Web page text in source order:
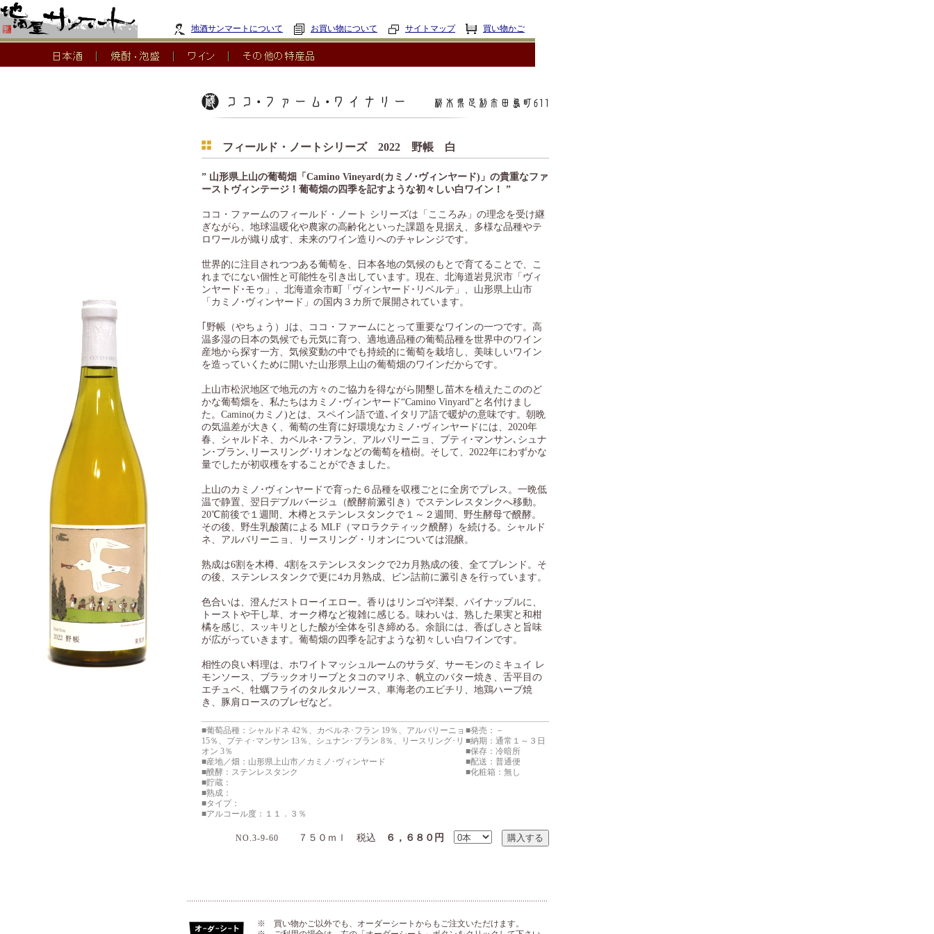
地酒サンマートについて お買い物について サイトマップ 買い物かご
フィールド・ノートシリーズ 2022 野帳 白
” 山形県上山の葡萄畑「Camino Vineyard(カミノ･ヴィンヤード)」の貴重なファ
ーストヴィンテージ！葡萄畑の四季を記すような初々しい白ワイン！ ”
ココ・ファームのフィールド・ノート シリーズは「こころみ」の理念を受け継
ぎながら、地球温暖化や農家の高齢化といった課題を見据え、多様な品種やテ
ロワールが織り成す、未来のワイン造りへのチャレンジです。
世界的に注目されつつある葡萄を、日本各地の気候のもとで育てることで、こ
れまでにない個性と可能性を引き出しています。現在、北海道岩見沢市「ヴィ
ンヤード･モゥ」、北海道余市町「ヴィンヤード･リベルテ」、山形県上山市
「カミノ･ヴィンヤード」の国内３カ所で展開されています。
｢野帳（やちょう）｣は、ココ・ファームにとって重要なワインの一つです。高
温多湿の日本の気候でも元気に育つ、適地適品種の葡萄品種を世界中のワイン
産地から探す一方、気候変動の中でも持続的に葡萄を栽培し、美味しいワイン
を造っていくために開いた山形県上山の葡萄畑のワインだからです。
上山市松沢地区で地元の方々のご協力を得ながら開墾し苗木を植えたこののど
かな葡萄畑を、私たちはカミノ･ヴィンヤード“Camino Vinyard”と名付けまし
た。Camino(カミノ)とは、スペイン語で道､イタリア語で暖炉の意味です。朝晩
の気温差が大きく、葡萄の生育に好環境なカミノ･ヴィンヤードには、2020年
春、シャルドネ、カベルネ･フラン、アルバリーニョ、プティ･マンサン､シュナ
ン･ブラン､リースリング･リオンなどの葡萄を植樹。そして、2022年にわずかな
量でしたが初収穫をすることができました。
上山のカミノ･ヴィンヤードで育った６品種を収穫ごとに全房でプレス。一晩低
温で静置、翌日デブルバージュ（醗酵前澱引き）でステンレスタンクへ移動。
20℃前後で１週間、木樽とステンレスタンクで１～２週間、野生酵母で醗酵。
その後、野生乳酸菌による MLF（マロラクティック醗酵）を続ける。シャルド
ネ、アルバリーニョ、リースリング・リオンについては混醸。
熟成は6割を木樽、4割をステンレスタンクで2カ月熟成の後、全てブレンド。そ
の後、ステンレスタンクで更に4カ月熟成、ビン詰前に澱引きを行っています。
色合いは、澄んだストローイエロー。香りはリンゴや洋梨、パイナップルに、
トーストや干し草、オーク樽など複雑に感じる。味わいは、熟した果実と和柑
橘を感じ、スッキリとした酸が全体を引き締める。余韻には、香ばしさと旨味
が広がっていきます。葡萄畑の四季を記すような初々しい白ワインです。
相性の良い料理は、ホワイトマッシュルームのサラダ、サーモンのミキュイ レ
モンソース、ブラックオリーブとタコのマリネ、帆立のバター焼き、舌平目の
エチュベ、牡蠣フライのタルタルソース、車海老のエビチリ、地鶏ハーブ焼
き、豚肩ロースのブレゼなど。
■葡萄品種：シャルドネ 42％、カベルネ･フラン 19％、アルバリーニョ
15％、プティ･マンサン 13％、シュナン･ブラン 8％、リースリング･リ
オン 3％
■産地／畑：山形県上山市／カミノ･ヴィンヤード
■醗酵：ステンレスタンク
■貯蔵：
■熟成：
■タイプ：
■アルコール度：１１．３％
■発売：－
■納期：通常１～３日
■保存：冷暗所
■配送：普通便
■化粧箱：無し
NO.3-9-60 ７５０ｍｌ 税込 ６，６８０円
※ 買い物かご以外でも、オーダーシートからもご注文いただけます。